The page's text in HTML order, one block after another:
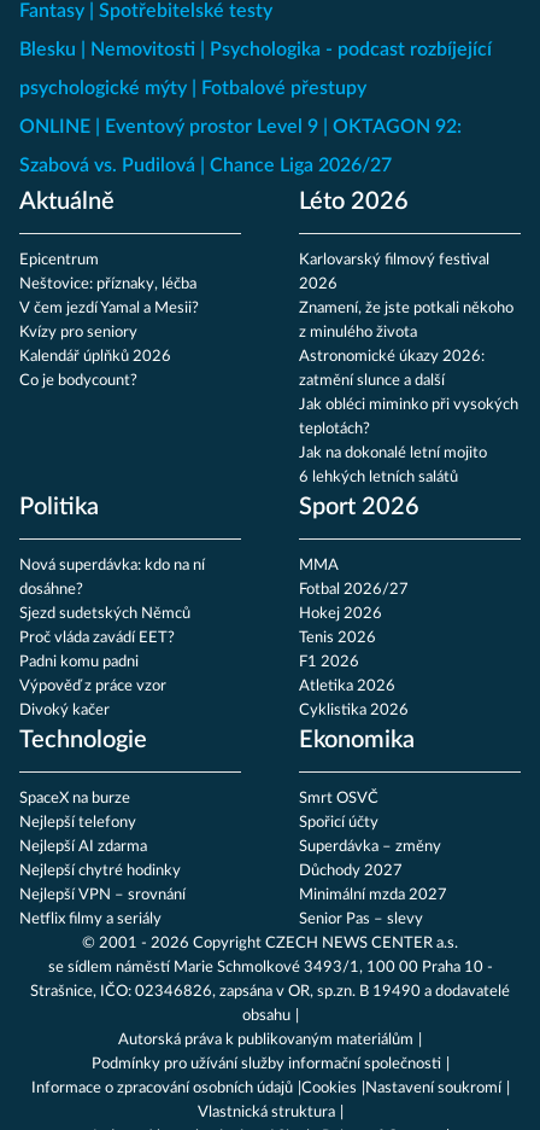
Fantasy
Spotřebitelské testy
Blesku
Nemovitosti
Psychologika - podcast rozbíjející
psychologické mýty
Fotbalové přestupy
ONLINE
Eventový prostor Level 9
OKTAGON 92:
Szabová vs. Pudilová
Chance Liga 2026/27
Aktuálně
Epicentrum
Neštovice: příznaky, léčba
V čem jezdí Yamal a Mesii?
Kvízy pro seniory
Kalendář úplňků 2026
Co je bodycount?
Léto 2026
Karlovarský filmový festival
2026
Znamení, že jste potkali někoho
z minulého života
Astronomické úkazy 2026:
zatmění slunce a další
Jak obléci miminko při vysokých
teplotách?
Jak na dokonalé letní mojito
6 lehkých letních salátů
Politika
Nová superdávka: kdo na ní
dosáhne?
Sjezd sudetských Němců
Proč vláda zavádí EET?
Padni komu padni
Výpověď z práce vzor
Divoký kačer
Sport 2026
MMA
Fotbal 2026/27
Hokej 2026
Tenis 2026
F1 2026
Atletika 2026
Cyklistika 2026
Technologie
SpaceX na burze
Nejlepší telefony
Nejlepší AI zdarma
Nejlepší chytré hodinky
Nejlepší VPN – srovnání
Netflix filmy a seriály
Ekonomika
Smrt OSVČ
Spořicí účty
Superdávka – změny
Důchody 2027
Minimální mzda 2027
Senior Pas – slevy
© 2001 - 2026 Copyright CZECH NEWS CENTER a.s.
se sídlem náměstí Marie Schmolkové 3493/1, 100 00 Praha 10 -
Strašnice, IČO: 02346826, zapsána v OR, sp.zn. B 19490 a dodavatelé
obsahu
Autorská práva k publikovaným materiálům
Podmínky pro užívání služby informační společnosti
Informace o zpracování osobních údajů Cookies
Nastavení soukromí
Vlastnická struktura